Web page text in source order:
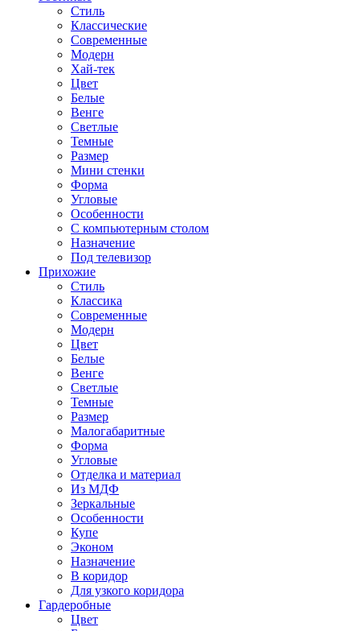
Стиль
Классические
Современные
Модерн
Хай-тек
Цвет
Белые
Венге
Светлые
Темные
Размер
Мини стенки
Форма
Угловые
Особенности
С компьютерным столом
Назначение
Под телевизор
Прихожие
Стиль
Классика
Современные
Модерн
Цвет
Белые
Венге
Светлые
Темные
Размер
Малогабаритные
Форма
Угловые
Отделка и материал
Из МДФ
Зеркальные
Особенности
Купе
Эконом
Назначение
В коридор
Для узкого коридора
Гардеробные
Цвет